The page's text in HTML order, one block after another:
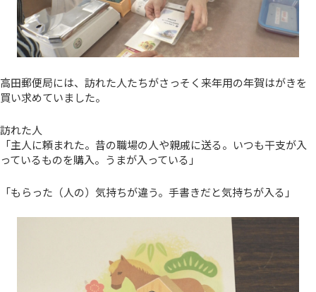
高田郵便局には、訪れた人たちがさっそく来年用の年賀はがきを
買い求めていました。
訪れた人
「主人に頼まれた。昔の職場の人や親戚に送る。いつも干支が入
っているものを購入。うまが入っている」
「もらった（人の）気持ちが違う。手書きだと気持ちが入る」